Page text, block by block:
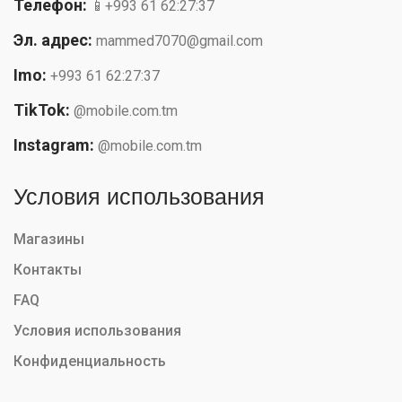
Телефон: 📱+993 61 62:27:37
Эл. адрес: mammed7070@gmail.com
Imo: +993 61 62:27:37
TikTok: @mobile.com.tm
Instagram: @mobile.com.tm
Условия использования
Магазины
Контакты
FAQ
Условия использования
Конфиденциальность